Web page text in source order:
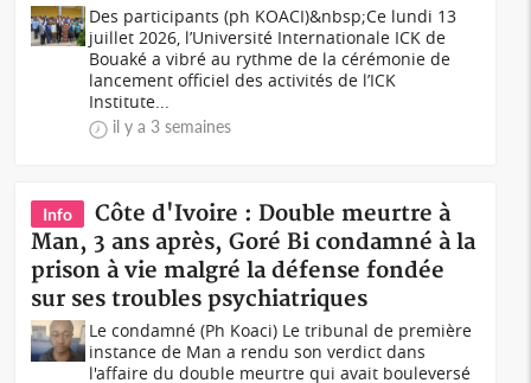
Des participants (ph KOACI)&nbsp;Ce lundi 13
juillet 2026, l’Université Internationale ICK de
Bouaké a vibré au rythme de la cérémonie de
lancement officiel des activités de l’ICK
Institute...
il y a 3 semaines
Info
Côte d'Ivoire : Double meurtre à
Man, 3 ans après, Goré Bi condamné à la
prison à vie malgré la défense fondée
sur ses troubles psychiatriques
Le condamné (Ph Koaci) Le tribunal de première
instance de Man a rendu son verdict dans
l'affaire du double meurtre qui avait bouleversé